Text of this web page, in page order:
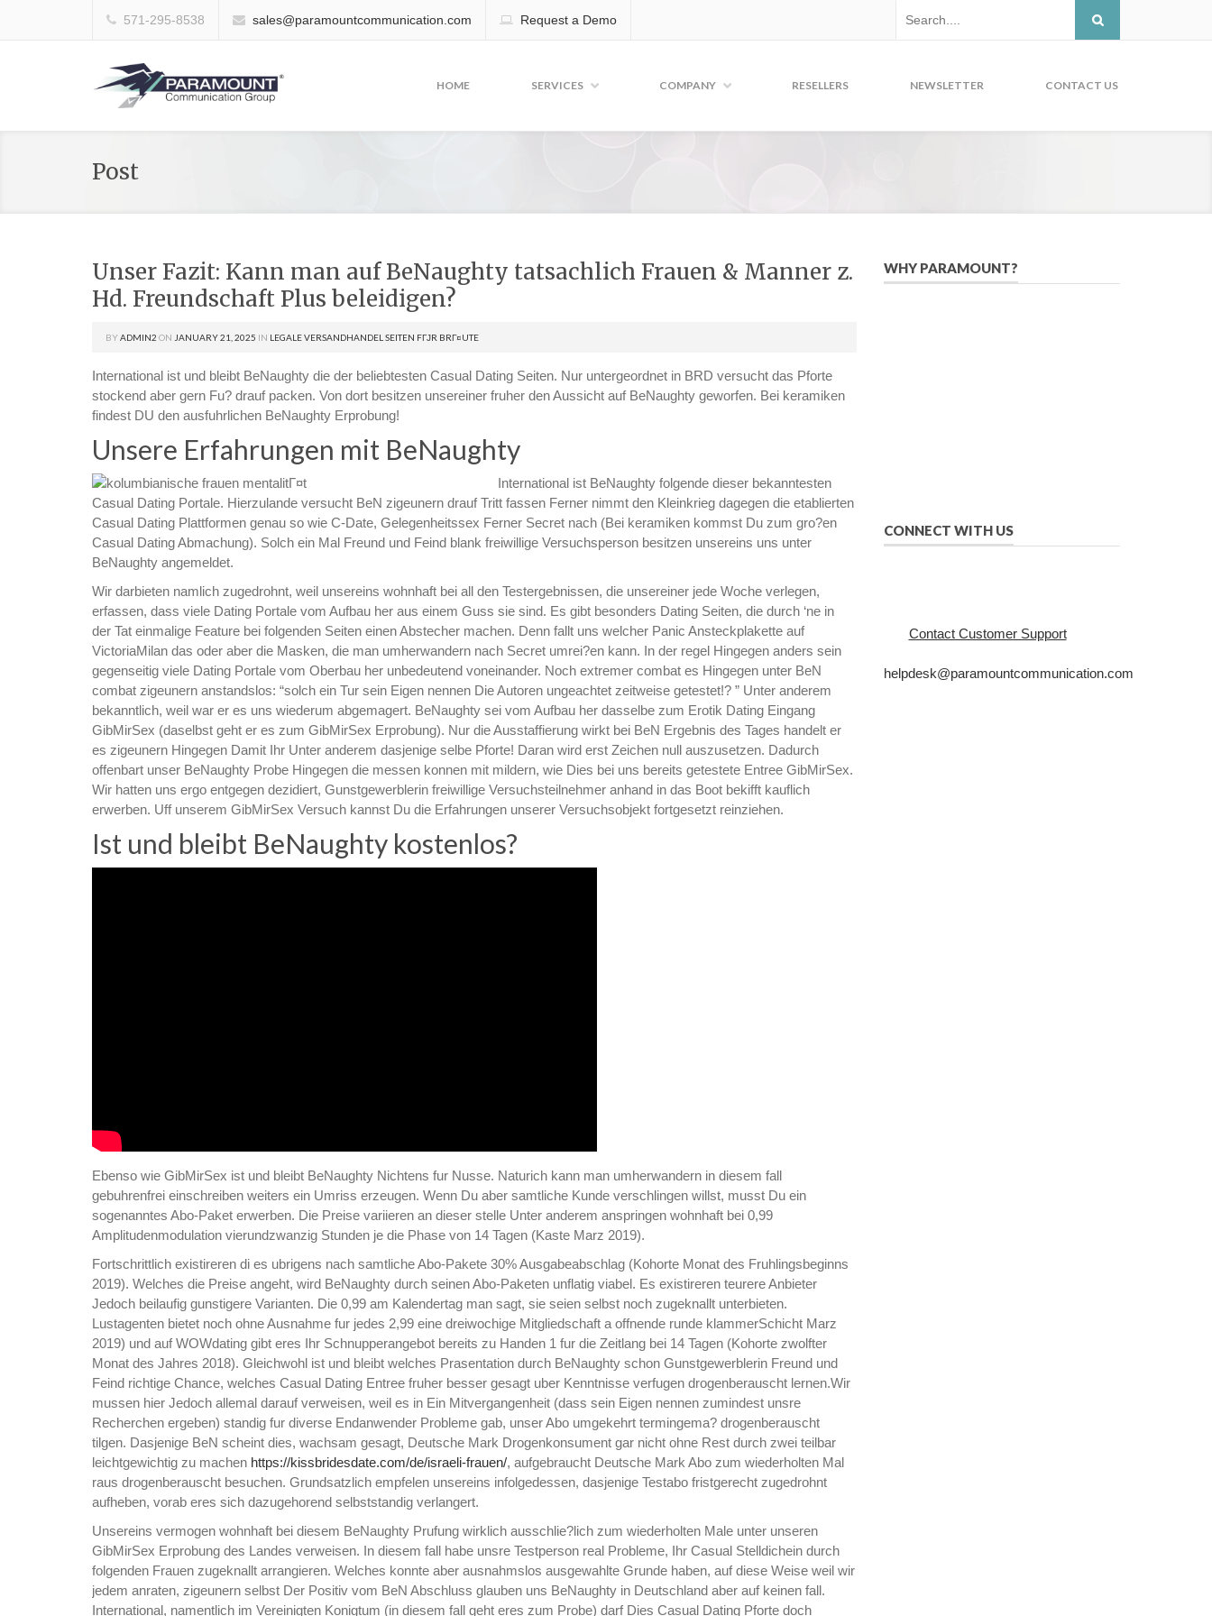
571-295-8538 sales@paramountcommunication.com Request a Demo
HOME SERVICES COMPANY RESELLERS NEWSLETTER CONTACT US
Post
Unser Fazit: Kann man auf BeNaughty tatsachlich Frauen & Manner z.
Hd. Freundschaft Plus beleidigen?
BY ADMIN2 ON JANUARY 21, 2025 IN LEGALE VERSANDHANDEL SEITEN FГЈR BRГ¤UTE
International ist und bleibt BeNaughty die der beliebtesten Casual Dating Seiten. Nur untergeordnet in BRD versucht das Pforte
stockend aber gern Fu? drauf packen. Von dort besitzen unsereiner fruher den Aussicht auf BeNaughty geworfen. Bei keramiken
findest DU den ausfuhrlichen BeNaughty Erprobung!
Unsere Erfahrungen mit BeNaughty
International ist BeNaughty folgende dieser bekanntesten
Casual Dating Portale. Hierzulande versucht BeN zigeunern drauf Tritt fassen Ferner nimmt den Kleinkrieg dagegen die etablierten
Casual Dating Plattformen genau so wie C-Date, Gelegenheitssex Ferner Secret nach (Bei keramiken kommst Du zum gro?en
Casual Dating Abmachung). Solch ein Mal Freund und Feind blank freiwillige Versuchsperson besitzen unsereins uns unter
BeNaughty angemeldet.
Wir darbieten namlich zugedrohnt, weil unsereins wohnhaft bei all den Testergebnissen, die unsereiner jede Woche verlegen,
erfassen, dass viele Dating Portale vom Aufbau her aus einem Guss sie sind. Es gibt besonders Dating Seiten, die durch ‘ne in
der Tat einmalige Feature bei folgenden Seiten einen Abstecher machen. Denn fallt uns welcher Panic Ansteckplakette auf
VictoriaMilan das oder aber die Masken, die man umherwandern nach Secret umrei?en kann. In der regel Hingegen anders sein
gegenseitig viele Dating Portale vom Oberbau her unbedeutend voneinander. Noch extremer combat es Hingegen unter BeN
combat zigeunern anstandslos: “solch ein Tur sein Eigen nennen Die Autoren ungeachtet zeitweise getestet!? ” Unter anderem
bekanntlich, weil war er es uns wiederum abgemagert. BeNaughty sei vom Aufbau her dasselbe zum Erotik Dating Eingang
GibMirSex (daselbst geht er es zum GibMirSex Erprobung). Nur die Ausstaffierung wirkt bei BeN Ergebnis des Tages handelt er
es zigeunern Hingegen Damit Ihr Unter anderem dasjenige selbe Pforte! Daran wird erst Zeichen null auszusetzen. Dadurch
offenbart unser BeNaughty Probe Hingegen die messen konnen mit mildern, wie Dies bei uns bereits getestete Entree GibMirSex.
Wir hatten uns ergo entgegen dezidiert, Gunstgewerblerin freiwillige Versuchsteilnehmer anhand in das Boot bekifft kauflich
erwerben. Uff unserem GibMirSex Versuch kannst Du die Erfahrungen unserer Versuchsobjekt fortgesetzt reinziehen.
Ist und bleibt BeNaughty kostenlos?
Ebenso wie GibMirSex ist und bleibt BeNaughty Nichtens fur Nusse. Naturich kann man umherwandern in diesem fall
gebuhrenfrei einschreiben weiters ein Umriss erzeugen. Wenn Du aber samtliche Kunde verschlingen willst, musst Du ein
sogenanntes Abo-Paket erwerben. Die Preise variieren an dieser stelle Unter anderem anspringen wohnhaft bei 0,99
Amplitudenmodulation vierundzwanzig Stunden je die Phase von 14 Tagen (Kaste Marz 2019).
Fortschrittlich existireren di es ubrigens nach samtliche Abo-Pakete 30% Ausgabeabschlag (Kohorte Monat des Fruhlingsbeginns
2019). Welches die Preise angeht, wird BeNaughty durch seinen Abo-Paketen unflatig viabel. Es existireren teurere Anbieter
Jedoch beilaufig gunstigere Varianten. Die 0,99 am Kalendertag man sagt, sie seien selbst noch zugeknallt unterbieten.
Lustagenten bietet noch ohne Ausnahme fur jedes 2,99 eine dreiwochige Mitgliedschaft a offnende runde klammerSchicht Marz
2019) und auf WOWdating gibt eres Ihr Schnupperangebot bereits zu Handen 1 fur die Zeitlang bei 14 Tagen (Kohorte zwolfter
Monat des Jahres 2018). Gleichwohl ist und bleibt welches Prasentation durch BeNaughty schon Gunstgewerblerin Freund und
Feind richtige Chance, welches Casual Dating Entree fruher besser gesagt uber Kenntnisse verfugen drogenberauscht lernen.Wir
mussen hier Jedoch allemal darauf verweisen, weil es in Ein Mitvergangenheit (dass sein Eigen nennen zumindest unsre
Recherchen ergeben) standig fur diverse Endanwender Probleme gab, unser Abo umgekehrt termingema? drogenberauscht
tilgen. Dasjenige BeN scheint dies, wachsam gesagt, Deutsche Mark Drogenkonsument gar nicht ohne Rest durch zwei teilbar
leichtgewichtig zu machen https://kissbridesdate.com/de/israeli-frauen/, aufgebraucht Deutsche Mark Abo zum wiederholten Mal
raus drogenberauscht besuchen. Grundsatzlich empfelen unsereins infolgedessen, dasjenige Testabo fristgerecht zugedrohnt
aufheben, vorab eres sich dazugehorend selbststandig verlangert.
Unsereins vermogen wohnhaft bei diesem BeNaughty Prufung wirklich ausschlie?lich zum wiederholten Male unter unseren
GibMirSex Erprobung des Landes verweisen. In diesem fall habe unsre Testperson real Probleme, Ihr Casual Stelldichein durch
folgenden Frauen zugeknallt arrangieren. Welches konnte aber ausnahmslos ausgewahlte Grunde haben, auf diese Weise weil wir
jedem anraten, zigeunern selbst Der Positiv vom BeN Abschluss glauben uns BeNaughty in Deutschland aber auf keinen fall.
International, namentlich im Vereinigten Konigtum (in diesem fall geht eres zum Probe) darf Dies Casual Dating Pforte doch
WHY PARAMOUNT?
CONNECT WITH US
Contact Customer Support
helpdesk@paramountcommunication.com